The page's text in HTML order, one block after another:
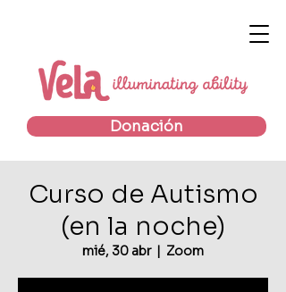
Donación
Curso de Autismo
(en la noche)
mié, 30 abr
  |
Zoom